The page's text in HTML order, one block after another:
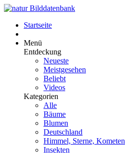
Startseite
Menü
Entdeckung
Neueste
Meistgesehen
Beliebt
Videos
Kategorien
Alle
Bäume
Blumen
Deutschland
Himmel, Sterne, Kometen
Insekten